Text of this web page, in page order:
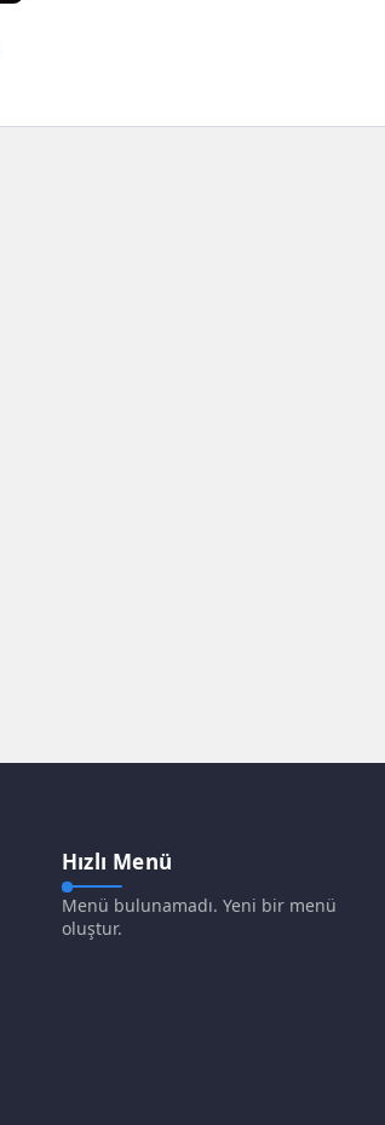
Hızlı Menü
Menü bulunamadı. Yeni bir menü
oluştur.